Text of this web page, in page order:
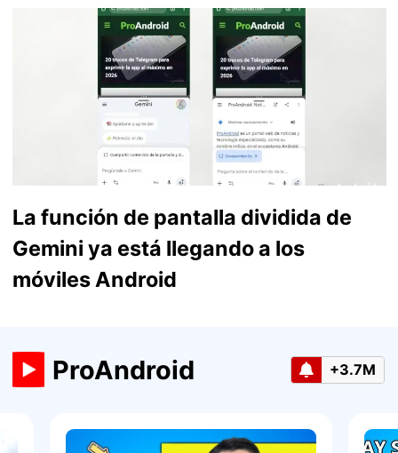
La función de pantalla dividida de
Gemini ya está llegando a los
móviles Android
ProAndroid +3.7M